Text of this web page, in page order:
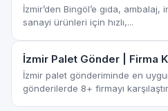
İzmir’den Bingöl’e gıda,
sanayi ürünleri için hızlı,...
İzmir Palet Gönder | Firma
İzmir palet gönderiminde en
gönderilerde 8+ firmayı